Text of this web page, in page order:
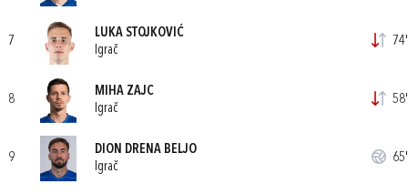
7
LUKA STOJKOVIĆ
Igrač
74'
8
MIHA ZAJC
Igrač
58'
9
DION DRENA BELJO
Igrač
65'